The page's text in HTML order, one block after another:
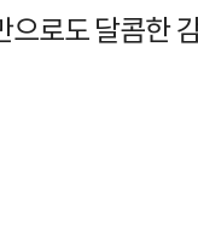
으로도 달콤한